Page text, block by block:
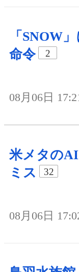
「SNOW
命令
2
08月06日
米メタの
ミス
32
08月06日